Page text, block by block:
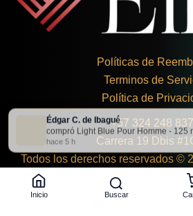
Políticas de
Terminos de
Política de
+57 324 248
Carrera 19 Dbis
Todos los derechos reservados ©
Inicio Buscar
Édgar C. de Ibagué
compró Light Blue Pour Homme - 125
hace 5 h